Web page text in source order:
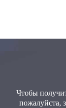
Чтобы
пожалуйста,